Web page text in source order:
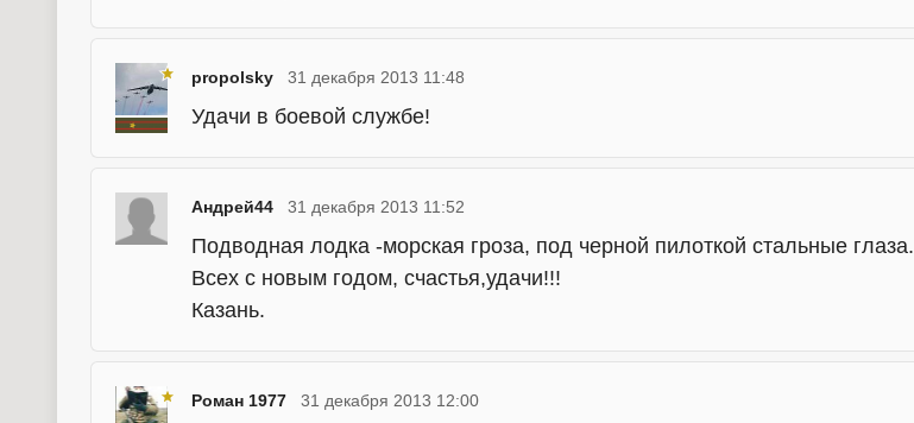
propolsky 31 декабря 2013 11:48
Удачи в боевой службе!
Андрей44 31 декабря 2013 11:52
Подводная лодка -морская гроза, под черной пилоткой стальные глаза.
Всех с новым годом, счастья,удачи!!!
Казань.
Роман 1977 31 декабря 2013 12:00